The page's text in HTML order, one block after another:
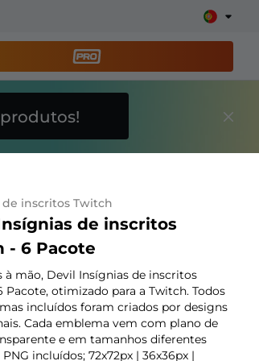
doações, barras de meta, ChatBot
Saiba
mais
de inscritos Twitch
de inscritos
- 6 Pacote
à mão, Devil Insígnias de inscritos
Pacote, otimizado para a Twitch. Todos
incluídos foram criados por designs
Cada emblema vem com plano de
e em tamanhos diferentes
incluídos; 72x72px | 36x36px |